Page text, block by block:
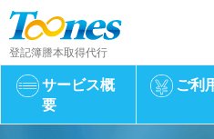
登記簿謄本取得代行
サービス概
要
ご利